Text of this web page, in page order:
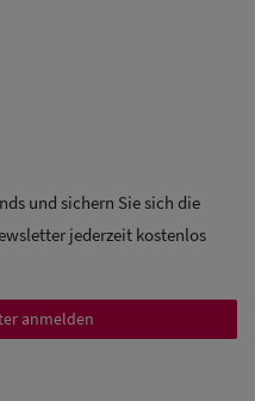
und sichern Sie sich die
jederzeit kostenlos
anmelden